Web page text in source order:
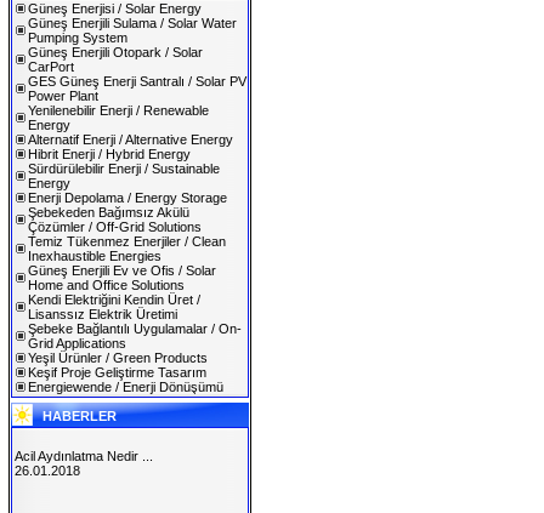
Güneş Enerjisi / Solar Energy
Güneş Enerjili Sulama / Solar Water
Pumping System
Güneş Enerjili Otopark / Solar
CarPort
GES Güneş Enerji Santralı / Solar PV
Power Plant
Yenilenebilir Enerji / Renewable
Energy
Alternatif Enerji / Alternative Energy
Hibrit Enerji / Hybrid Energy
Sürdürülebilir Enerji / Sustainable
Energy
Enerji Depolama / Energy Storage
Şebekeden Bağımsız Akülü
Çözümler / Off-Grid Solutions
Temiz Tükenmez Enerjiler / Clean
Inexhaustible Energies
Güneş Enerjili Ev ve Ofis / Solar
Home and Office Solutions
Kendi Elektriğini Kendin Üret /
Lisanssız Elektrik Üretimi
Şebeke Bağlantılı Uygulamalar / On-
Grid Applications
Yeşil Ürünler / Green Products
Keşif Proje Geliştirme Tasarım
Energiewende / Enerji Dönüşümü
HABERLER
Acil Aydınlatma Nedir ...
26.01.2018